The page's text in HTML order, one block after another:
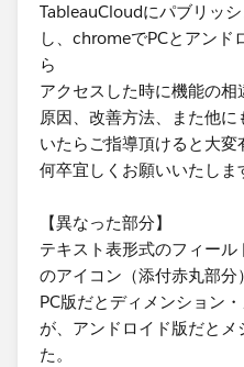
TableauCloudにパブリッ
し、chromeでPCとアンド
ら
アクセスした時に機能の相
原因、改善方法、また他
いたらご指導頂けると大変
何卒宜しくお願いいたしま
【異なった部分】
テキスト表形式のフィー
のアイコン（添付赤丸部分
PC版だとディメンション
が、アンドロイド版だと
た。